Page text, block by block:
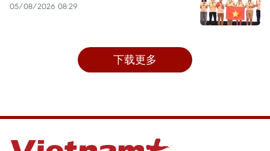
05/08/2026 08:29
下载更多